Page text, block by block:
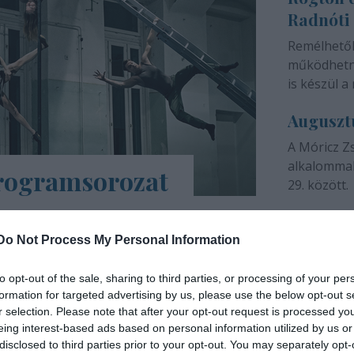
Not Process My Personal Information
opt-out of the sale, sharing to third parties, or processing of your
for targeted advertising by us, please use the below opt-out
selection. Please note that after your opt-out request is processed
interest-based ads based on personal information utilized by us
to third parties prior to your opt-out. You may separately
Háza e-Trafó elnevezésű
tartalmas, a digitális platformokon
online táncórák, live setek,
színházunk
Radnóti
is készül a
A Móricz
29. között.
INTERJÚ